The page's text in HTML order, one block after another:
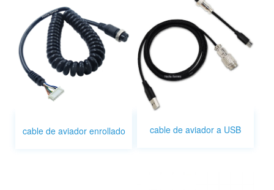
cable de aviador enrollado cable de aviador a USB